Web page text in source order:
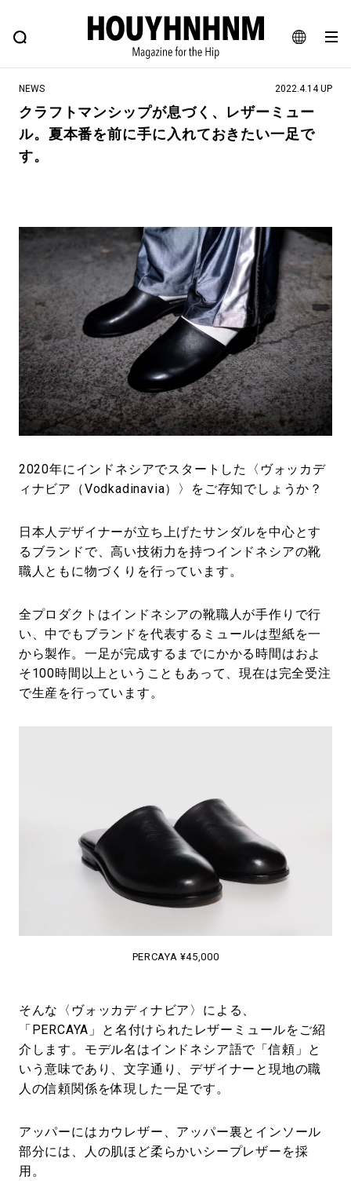
JA
EN
FEATURE BLOG SNAP
ヒップなファッション、カルチャー、ライフスタイルWEBマガジン
#NEW VINTAGE #マイナーグッド図鑑
#路地裏てぃーん。 #MONTHLY JOURNAL
#GH 銘品の所以 #フイナムのYouTube
#Commune H #FOCUS IT #AH.H
#ととけん #FASHION #MUSIC #MOVIE
#LIFESTYLE #SNEAKER #OUTDOOR
#SPORTS #HANDSOME HANDBOOK
NEWS 2022.4.14 UP
クラフトマンシップが息づく、レザーミュー
ル。夏本番を前に手に入れておきたい一足で
す。
2020年にインドネシアでスタートした〈ヴォッカデ
ィナビア（Vodkadinavia）〉をご存知でしょうか？
日本人デザイナーが立ち上げたサンダルを中心とす
るブランドで、高い技術力を持つインドネシアの靴
職人ともに物づくりを行っています。
全プロダクトはインドネシアの靴職人が手作りで行
い、中でもブランドを代表するミュールは型紙を一
から製作。一足が完成するまでにかかる時間はおよ
そ100時間以上ということもあって、現在は完全受注
で生産を行っています。
PERCAYA ¥45,000
そんな〈ヴォッカディナビア〉による、
「PERCAYA」と名付けられたレザーミュールをご紹
介します。モデル名はインドネシア語で「信頼」と
いう意味であり、文字通り、デザイナーと現地の職
人の信頼関係を体現した一足です。
アッパーにはカウレザー、アッパー裏とインソール
部分には、人の肌ほど柔らかいシープレザーを採
用。